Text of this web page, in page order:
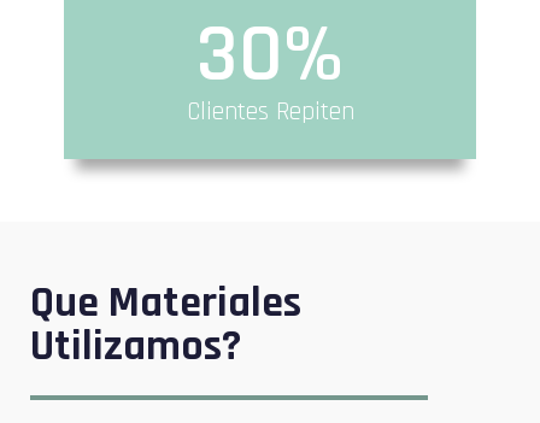
Clientes Repiten
30%
Que Materiales
Utilizamos?